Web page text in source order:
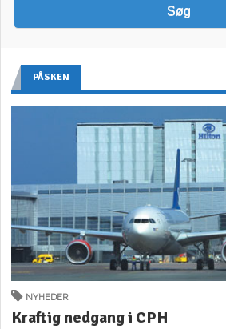
PÅSKEN
NYHEDER
Kraftig nedgang i CPH